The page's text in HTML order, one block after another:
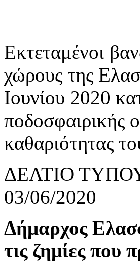
Εκτεταμένοι
χώρους της
Ιουνίου 2020
ποδοσφαιρικής
καθαριότητας
ΔΕΛΤΙΟ
03/06/2020
Δήμαρχος
τις ζημίες που